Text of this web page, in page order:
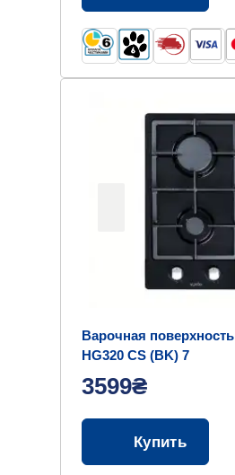
Варочная поверхность
HG320 CS (BK) 7
3599₴
Купить